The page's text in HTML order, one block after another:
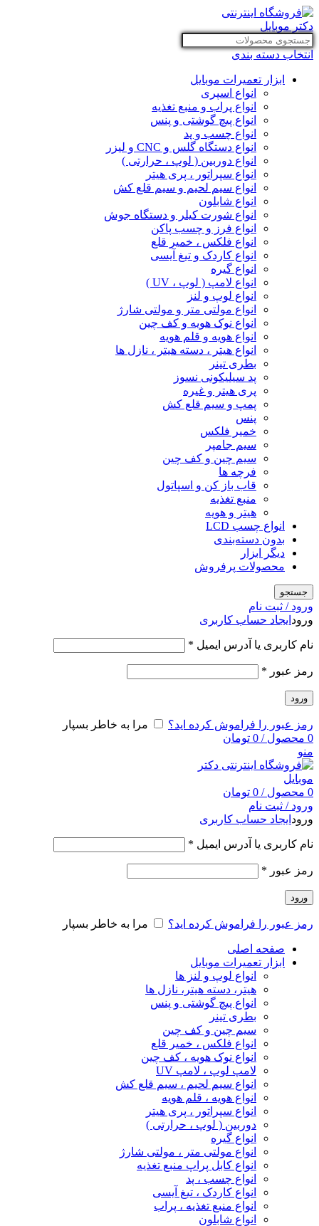
انتخاب دسته بندی
ابزار تعمیرات موبایل
انواع اسپری
انواع پراب و منبع تغذیه
انواع پیچ گوشتی و پنس
انواع چسب و پد
انواع دستگاه گلس و CNC و لیزر
انواع دوربین ( لوپ ، حرارتی )
انواع سپراتور ، پری هیتر
انواع سیم لحیم و سیم قلع کش
انواع شابلون
انواع شورت کیلر و دستگاه جوش
انواع فرز و چسب پاکن
انواع فلکس ، خمیر قلع
انواع کاردک و تیغ آیسی
انواع گیره
انواع لامپ ( لوپ ، UV )
انواع لوپ و لنز
انواع مولتی متر و مولتی شارژ
انواع نوک هویه و کف چین
انواع هویه و قلم هویه
انواع هیتر ، دسته هیتر ، نازل ها
بطری تینر
پد سیلیکونی نسوز
پری هیتر و غیره
پمپ و سیم قلع کش
پنس
خمیر فلکس
سیم جامپر
سیم چین و کف چین
فرچه ها
قاب باز کن و اسپاتول
منبع تغذیه
هیتر و هویه
انواع چسب LCD
بدون دسته‌بندی
دیگر ابزار
محصولات پرفروش
جستجو
ورود / ثبت نام
ورود ایجاد حساب کاربری
نام کاربری یا آدرس ایمیل *
رمز عبور *
ورود
رمز عبور را فراموش کرده اید؟
مرا به خاطر بسپار
0 محصول /
0 تومان
منو
0 محصول /
0 تومان
ورود / ثبت نام
ورود ایجاد حساب کاربری
نام کاربری یا آدرس ایمیل *
رمز عبور *
ورود
رمز عبور را فراموش کرده اید؟ مرا به خاطر بسپار
صفحه اصلی
ابزار تعمیرات موبایل
انواع لوپ و لنز ها
هیتر، دسته هیتر، نازل ها
انواع پیچ‌ گوشتی و پنس
بطری تینر
سیم چین و کف چین
انواع فلکس ، خمیر قلع
انواع نوک هویه ، کف چین
لامپ لوپ ، لامپ UV
انواع سیم لحیم ، سیم قلع کش
انواع هویه ، قلم هویه
انواع سپراتور ، پری هیتر
دوربین ( لوپ ، حرارتی )
انواع گیره
انواع مولتی متر ، مولتی شارژ
انواع کابل پراپ منبع تغذیه
انواع چسب ، پد
انواع کاردک ، تیغ آیسی
انواع منبع تغذیه ، پراب
انواع شابلون